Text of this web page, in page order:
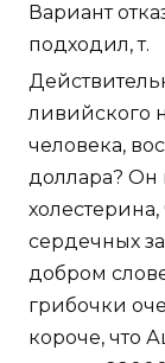
Вариант
подходил, т.
ливийского
человека,
доллара? Он
сердечных
добром
грибочки
короче, что